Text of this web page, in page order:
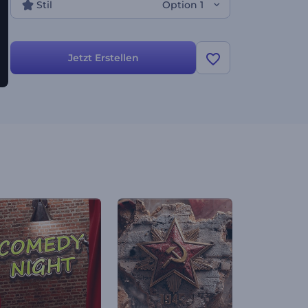
Stil Option 1
Jetzt Erstellen